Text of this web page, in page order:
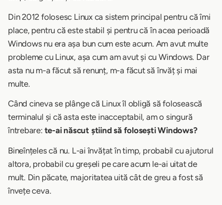
Din 2012 folosesc Linux ca sistem principal pentru că îmi
place, pentru că este stabil și pentru că în acea perioadă
Windows nu era așa bun cum este acum. Am avut multe
probleme cu Linux, așa cum am avut și cu Windows. Dar
asta nu m-a făcut să renunț, m-a făcut să învăț și mai
multe.
Când cineva se plânge că Linux îl obligă să folosească
terminalul și că asta este inacceptabil, am o singură
întrebare: te-ai născut știind să folosești Windows?
Bineînțeles că nu. L-ai învățat în timp, probabil cu ajutorul
altora, probabil cu greșeli pe care acum le-ai uitat de
mult. Din păcate, majoritatea uită cât de greu a fost să
învețe ceva.